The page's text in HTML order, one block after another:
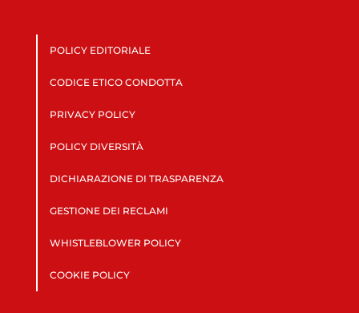
POLICY EDITORIALE
CODICE ETICO CONDOTTA
PRIVACY POLICY
POLICY DIVERSITÀ
DICHIARAZIONE DI TRASPARENZA
GESTIONE DEI RECLAMI
WHISTLEBLOWER POLICY
COOKIE POLICY